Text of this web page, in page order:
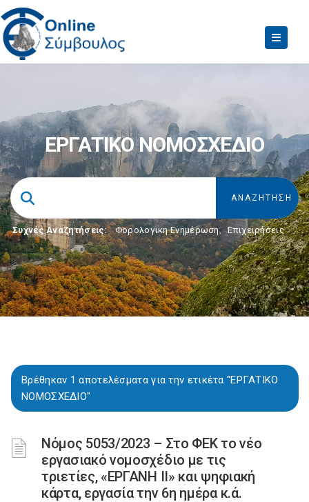
ΕΡΓΑΤΙΚΟ ΝΟΜΟΣΧΕΔΙΟ
Συχνές Αναζητήσεις: Φορολογικη Ενημέρωση, Επιχειρήσεις
Βρέθηκαν 1 αποτελέσματα για την ετικέτα "ΕΡΓΑΤΙΚΟ
ΝΟΜΟΣΧΕΔΙΟ"
Νόμος 5053/2023 – Στο ΦΕΚ το νέο
εργασιακό νομοσχέδιο με τις
τριετίες, «ΕΡΓΑΝΗ II» και ψηφιακή
κάρτα, εργασία την 6η ημέρα κ.ά.